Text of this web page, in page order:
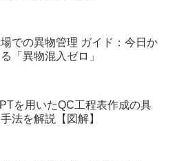
での異物管理 ガイド：今日か
「異物混入ゼロ」
を用いたQC工程表作成の具
法を解説【図解】